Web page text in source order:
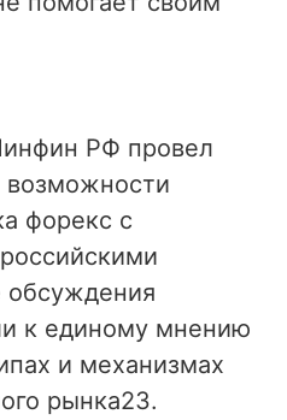
РФ провел
форекс с
обсуждения
к единому мнению
и механизмах
рынка23.